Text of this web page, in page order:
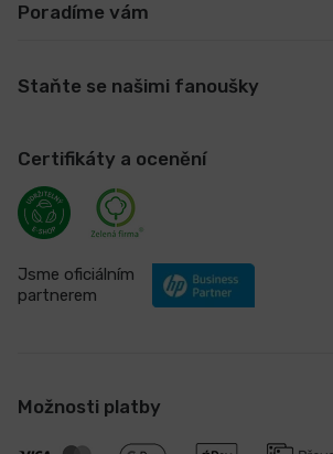
Poradíme vám
Staňte se našimi fanoušky
Certifikáty a ocenění
Jsme oficiálním
partnerem
Možnosti platby